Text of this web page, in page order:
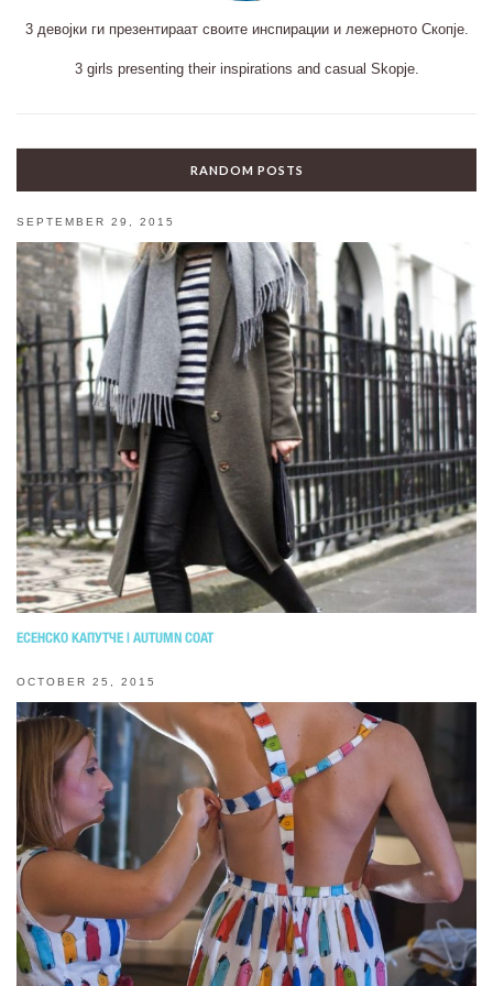
3 девојки ги презентираат своите инспирации и лежерното Скопје.
3 girls presenting their inspirations and casual Skopje.
RANDOM POSTS
SEPTEMBER 29, 2015
ЕСЕНСКО КАПУТЧЕ | AUTUMN COAT
OCTOBER 25, 2015